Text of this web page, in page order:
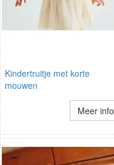
Kindertruitje met korte
mouwen
Meer info